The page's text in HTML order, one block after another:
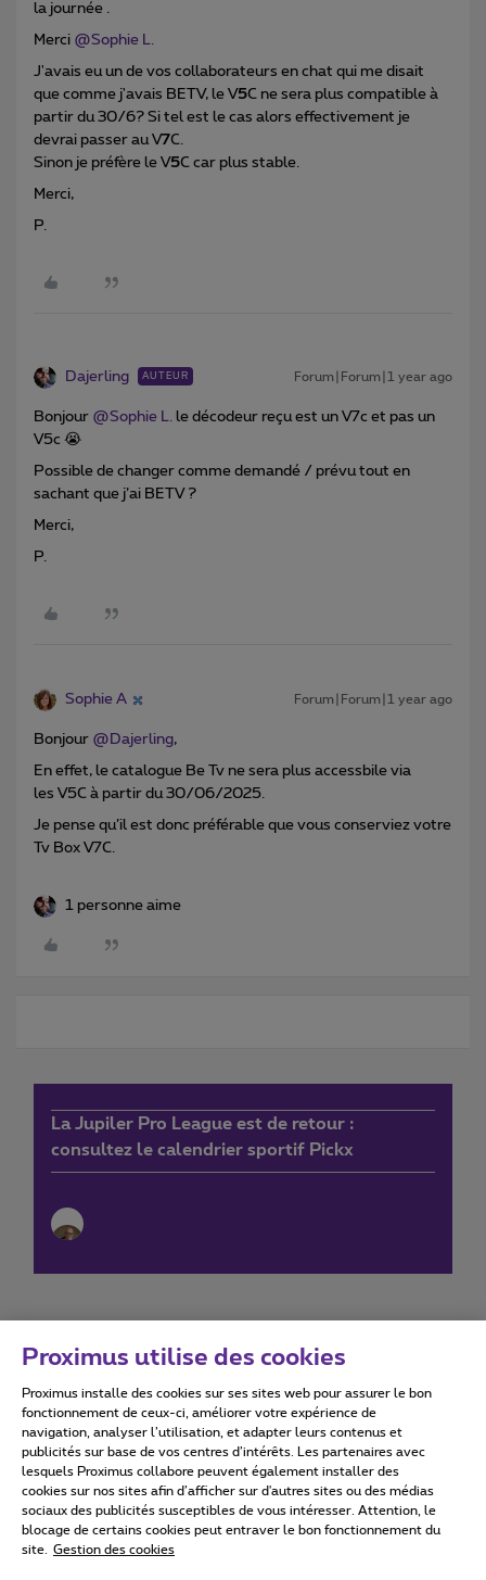
la journée .
Merci ​ @Sophie L.
J'avais eu un de vos collaborateurs en chat qui me disait
que comme j'avais BETV, le V5C ne sera plus compatible à
partir du 30/6? Si tel est le cas alors effectivement je
devrai passer au V7C.
Sinon je préfère le V5C car plus stable.
Merci,
P.
Dajerling AUTEUR Forum|Forum|1 year ago
Bonjour ​ @Sophie L. le décodeur reçu est un V7c et pas un
V5c 😭
Possible de changer comme demandé / prévu tout en
sachant que j’ai BETV ?
Merci,
P.
Sophie A Forum|Forum|1 year ago
Bonjour ​ @Dajerling,
En effet, le catalogue Be Tv ne sera plus accessbile via
les V5C à partir du 30/06/2025.
Je pense qu’il est donc préférable que vous conserviez votre
Tv Box V7C.
1 personne aime
La Jupiler Pro League est de retour :
consultez le calendrier sportif Pickx
Conditions d'utilisation Accessibility statement
Tous droits réservés. © 2026
Conditions générales, info consommateur
Proximus utilise des cookies
Proximus installe des cookies sur ses sites web pour assurer le bon
fonctionnement de ceux-ci, améliorer votre expérience de
navigation, analyser l’utilisation, et adapter leurs contenus et
publicités sur base de vos centres d’intérêts. Les partenaires avec
lesquels Proximus collabore peuvent également installer des
cookies sur nos sites afin d’afficher sur d'autres sites ou des médias
sociaux des publicités susceptibles de vous intéresser. Attention, le
blocage de certains cookies peut entraver le bon fonctionnement du
site.
Gestion des cookies